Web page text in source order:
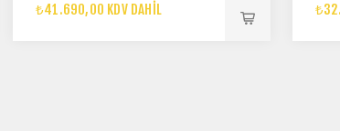
₺41.690,00 KDV DAHIL